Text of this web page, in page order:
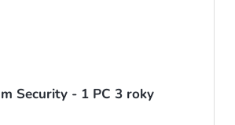
Security - 1 PC 3 roky